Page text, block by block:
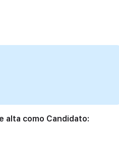
alta como Candidato: